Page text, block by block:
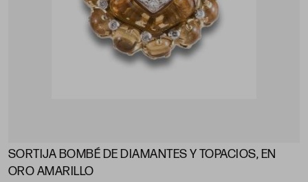
SORTIJA BOMBÉ DE DIAMANTES Y TOPACIOS, EN
ORO AMARILLO